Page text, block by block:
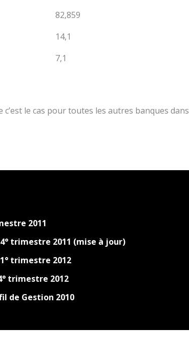
82,859
14,1
7,1
le cas pour toutes les autres banques dans
2011
trimestre 2011 (mise à jour)
trimestre 2012
trimestre 2012
de Gestion 2010